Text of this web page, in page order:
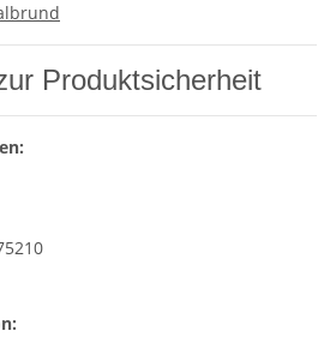
Produktsicherheit